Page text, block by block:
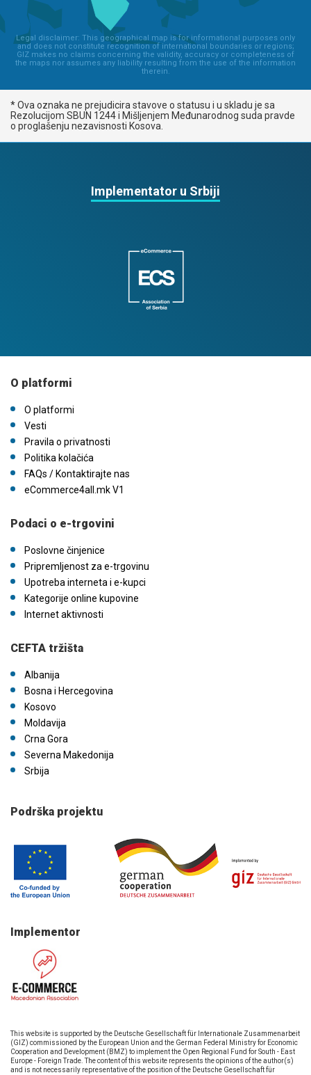
Legal disclaimer: This geographical map is for informational purposes only
and does not constitute recognition of international boundaries or regions;
GIZ makes no claims concerning the validity, accuracy or completeness of
the maps nor assumes any liability resulting from the use of the information
therein.
* Ova oznaka ne prejudicira stavove o statusu i u skladu je sa
Rezolucijom SBUN 1244 i Mišljenjem Međunarodnog suda pravde
o proglašenju nezavisnosti Kosova.
Implementator u Srbiji
O platformi
O platformi
Vesti
Pravila o privatnosti
Politika kolačića
FAQs / Kontaktirajte nas
eCommerce4all.mk V1
Podaci o e-trgovini
Poslovne činjenice
Pripremljenost za e-trgovinu
Upotreba interneta i e-kupci
Kategorije online kupovine
Internet aktivnosti
CEFTA tržišta
Albanija
Bosna i Hercegovina
Kosovo
Moldavija
Crna Gora
Severna Makedonija
Srbija
Podrška projektu
Implementor
This website is supported by the Deutsche Gesellschaft für Internationale Zusammenarbeit
(GIZ) commissioned by the European Union and the German Federal Ministry for Economic
Cooperation and Development (BMZ) to implement the Open Regional Fund for South - East
Europe - Foreign Trade. The content of this website represents the opinions of the author(s)
and is not necessarily representative of the position of the Deutsche Gesellschaft für